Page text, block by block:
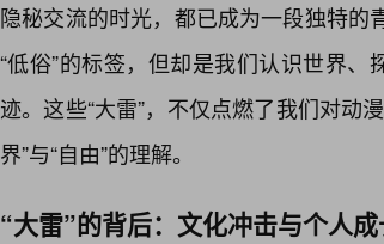
隐秘交流的时光，都已成为一段独特
“低俗”的标签，但却是我们认识世界、
迹。这些“大雷”，不仅点燃了我们对动
界”与“自由”的理解。
“大雷”的背后：文化冲击与个人